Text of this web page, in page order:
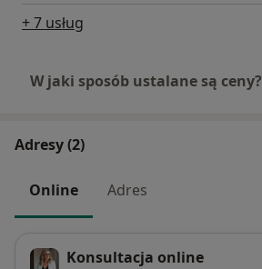
+ 7 usług
W jaki sposób ustalane są ceny?
Adresy (2)
Online Adres
Konsultacja online